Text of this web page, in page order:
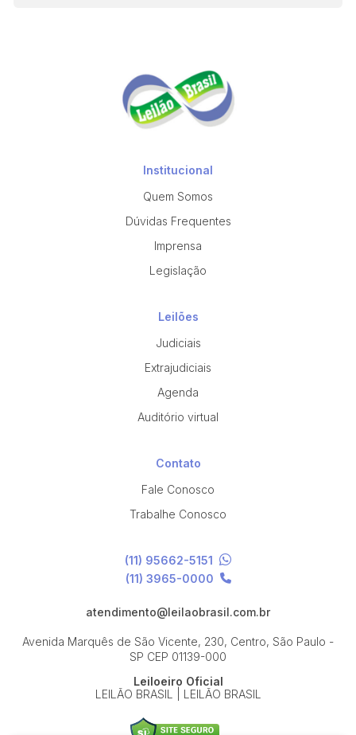
Institucional
Quem Somos
Dúvidas Frequentes
Imprensa
Legislação
Leilões
Judiciais
Extrajudiciais
Agenda
Auditório virtual
Contato
Fale Conosco
Trabalhe Conosco
(11) 95662-5151
(11) 3965-0000
atendimento@leilaobrasil.com.br
Avenida Marquês de São Vicente, 230, Centro, São Paulo -
SP CEP 01139-000
Leiloeiro Oficial
LEILÃO BRASIL | LEILÃO BRASIL